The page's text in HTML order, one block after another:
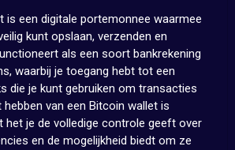
is een digitale portemonnee waarmee
kunt opslaan, verzenden en
als een soort bankrekening
waarbij je toegang hebt tot een
die je kunt gebruiken om transacties
van een Bitcoin wallet is
het je de volledige controle geeft over
en de mogelijkheid biedt om ze